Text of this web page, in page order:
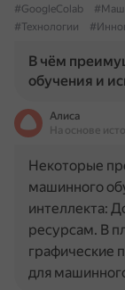
#GoogleColab
#Технологии
В чём
обучения и
Алиса
На основе
Некоторые
машинного
интеллекта:
ресурсам. В
графические
для